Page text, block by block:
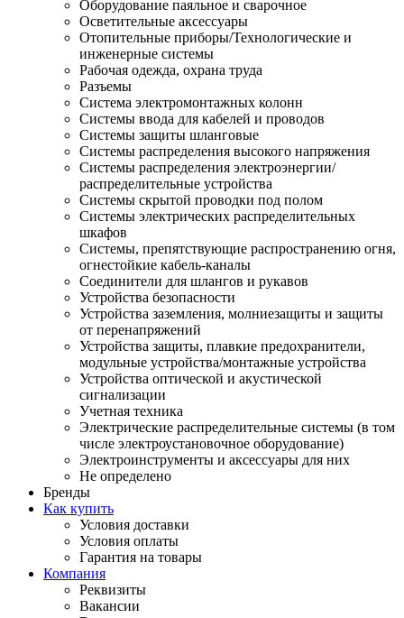
Оборудование паяльное и сварочное
Осветительные аксессуары
Отопительные приборы/Технологические и
инженерные системы
Рабочая одежда, охрана труда
Разъемы
Система электромонтажных колонн
Системы ввода для кабелей и проводов
Системы защиты шланговые
Системы распределения высокого напряжения
Системы распределения электроэнергии/
распределительные устройства
Системы скрытой проводки под полом
Системы электрических распределительных
шкафов
Системы, препятствующие распространению огня,
огнестойкие кабель-каналы
Соединители для шлангов и рукавов
Устройства безопасности
Устройства заземления, молниезащиты и защиты
от перенапряжений
Устройства защиты, плавкие предохранители,
модульные устройства/монтажные устройства
Устройства оптической и акустической
сигнализации
Учетная техника
Электрические распределительные системы (в том
числе электроустановочное оборудование)
Электроинструменты и аксессуары для них
Не определено
Бренды
Как купить
Условия доставки
Условия оплаты
Гарантия на товары
Компания
Реквизиты
Вакансии